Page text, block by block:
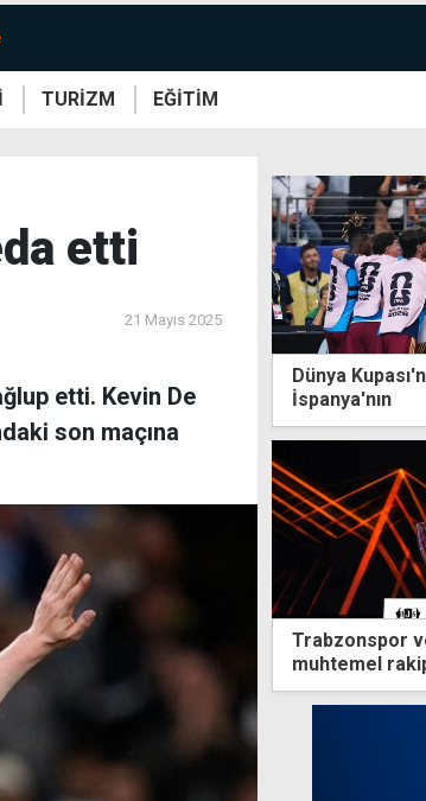
TURİZM EĞİTİM
etti
21 Mayıs 2025
etti. Kevin De
son maçına
Dünya
İspanya'nın
Trabzonspor
muhtemel